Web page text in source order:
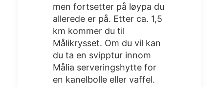
men fortsetter på løypa du
allerede er på. Etter ca. 1,5
km kommer du til
Målikrysset. Om du vil kan
du ta en svipptur innom
Målia serveringshytte for
en kanelbolle eller vaffel.